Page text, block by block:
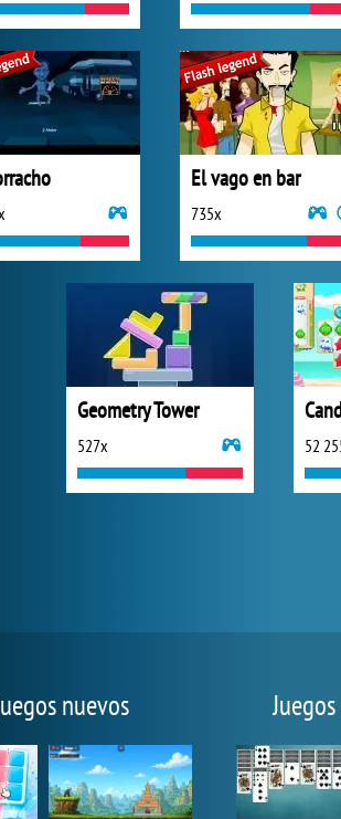
El vago en bar
735x
Geometry Tower
527x 52
nuevos